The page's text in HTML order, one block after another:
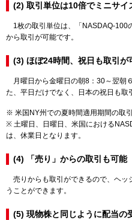
(2) 取引単位は10倍でミニサイ
1枚の取引単位は、「NASDAQ-100
から取引が可能です。
(3) ほぼ24時間、祝日も取引が
月曜日から金曜日の朝8：30～翌朝
た、平日だけでなく、日本の祝日も取
※ 米国NY州での夏時間適用期間の取
※ 土曜日、日曜日、米国における
は、休業日となります。
(4) 「売り」からの取引も可能
売りからも取引ができるので、ヘッ
うことができます。
(5) 現物株と同じように配当の